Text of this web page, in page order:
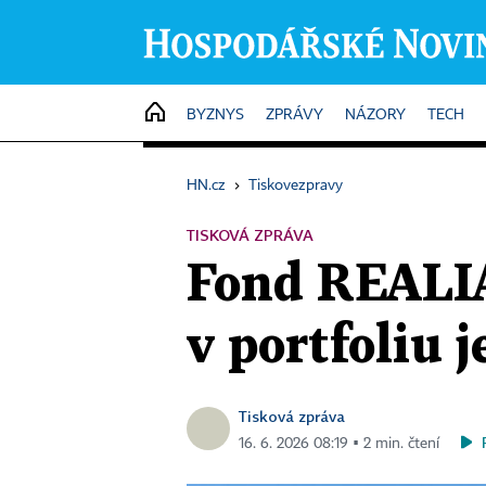
HOME
BYZNYS ZPRÁVY NÁZORY TECH
HN.cz › Tiskovezpravy
TISKOVÁ ZPRÁVA
Fond
v portfoliu
Tisková zpráva
16. 6. 2026 08:19 ▪ 2 min. čtení